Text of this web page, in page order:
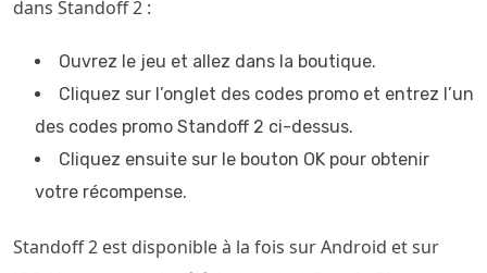
dans Standoff 2 :
Ouvrez le jeu et allez dans la boutique.
Cliquez sur l’onglet des codes promo et entrez l’un
des codes promo Standoff 2 ci-dessus.
Cliquez ensuite sur le bouton OK pour obtenir
votre récompense.
Standoff 2 est disponible à la fois sur Android et sur